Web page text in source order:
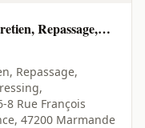
Repassage,
Blanchisserie,
Repassage,
8 Rue François
47200 Marmande